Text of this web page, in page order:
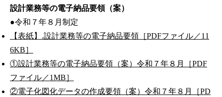
設計業務等の電子納品要領（案）
●令和７年８月制定
【表紙】.設計業務等の電子納品要領［PDFファイル／11
6KB］
①設計業務等の電子納品要領（案）令和７年８月［PDF
ファイル／1MB］
②電子化図化データの作成要領（案）令和７年８月［PD